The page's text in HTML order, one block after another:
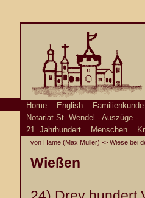
Home English Familienkunde
Notariat St. Wendel - Auszüge -
21. Jahrhundert
Menschen
von Hame (Max Müller) -> Wiese bei
Wießen